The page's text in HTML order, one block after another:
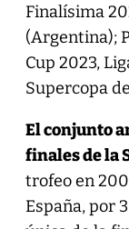
Finalísima
(Argentina);
Cup 2023,
Supercopa
El conjunto
finales de la
trofeo en
España, por